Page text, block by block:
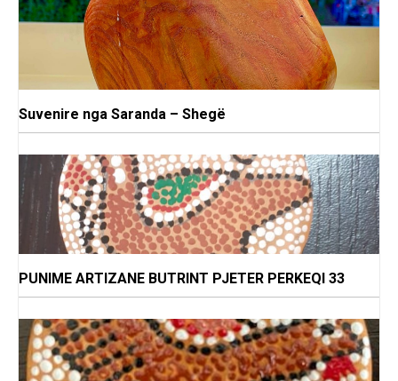
Suvenire nga Saranda – Shegë
PUNIME ARTIZANE BUTRINT PJETER PERKEQI 33